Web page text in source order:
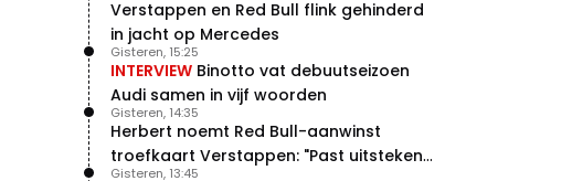
Verstappen en Red Bull flink gehinderd
in jacht op Mercedes
INTERVIEW Binotto vat debuutseizoen
Audi samen in vijf woorden
Gisteren, 15:25
Herbert noemt Red Bull-aanwinst
troefkaart Verstappen: "Past uitstekend
Gisteren, 14:35
Gisteren, 13:45